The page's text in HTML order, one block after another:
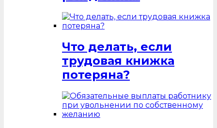
Что делать, если
трудовая книжка
потеряна?